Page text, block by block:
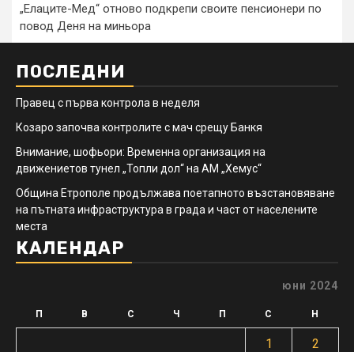
„Елаците-Мед“ отново подкрепи своите пенсионери по
повод Деня на миньора
ПОСЛЕДНИ
Правец с първа контрола в неделя
Козаро започва контролите с мач срещу Банкя
Внимание, шофьори: Временна организация на
движениетов тунел „Топли дол“ на АМ „Хемус“
Община Етрополе продължава поетапното възстановяване
на пътната инфраструктура в града и част от населените
места
КАЛЕНДАР
юни 2024
П В С Ч П С Н
1 2